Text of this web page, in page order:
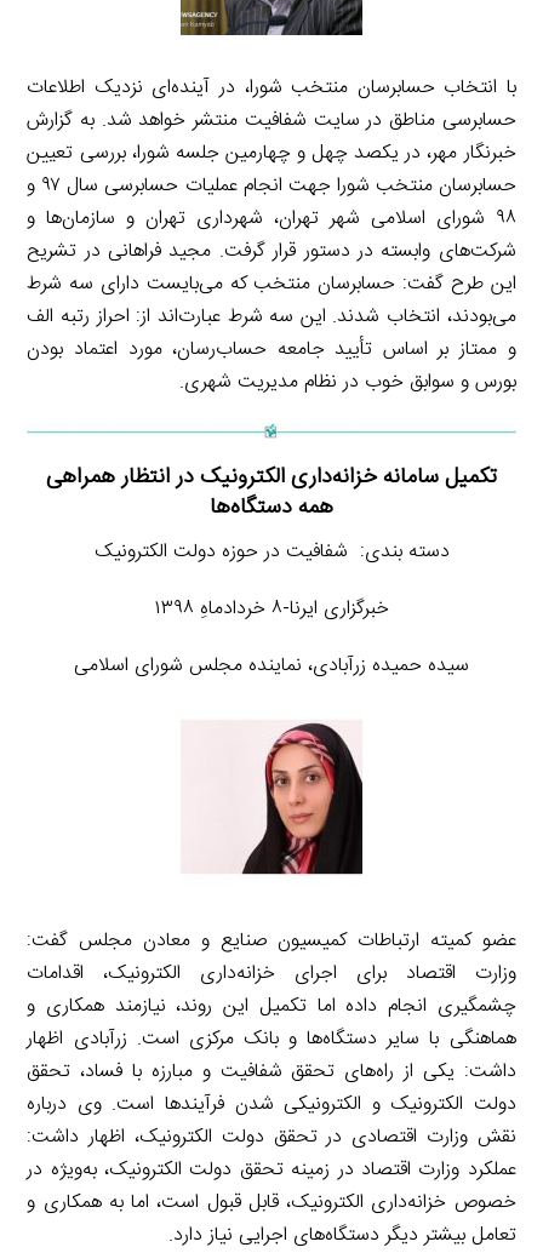
با انتخاب حسابرسان منتخب شورا، در آینده‌ای نزدیک اطلاعات
حسابرسی مناطق در سایت شفافیت منتشر خواهد شد. به گزارش
خبرنگار مهر، در یکصد چهل و چهارمین جلسه شورا، بررسی تعیین
حسابرسان منتخب شورا جهت انجام عملیات حسابرسی سال ۹۷ و
۹۸ شورای اسلامی شهر تهران، شهرداری تهران و سازمان‌ها و
شرکت‌های وابسته در دستور قرار گرفت. مجید فراهانی در تشریح
این طرح گفت: حسابرسان منتخب که می‌بایست دارای سه شرط
می‌بودند، انتخاب شدند. این سه شرط عبارت‌اند از: احراز رتبه الف
و ممتاز بر اساس تأیید جامعه حساب‌رسان، مورد اعتماد بودن
بورس و سوابق خوب در نظام مدیریت شهری.
تکمیل سامانه خزانه‌داری الکترونیک در انتظار همراهی
همه دستگاه‌ها
دسته بندی: شفافیت در حوزه دولت الکترونیک
خبرگزاری ایرنا-۸ خردادماهِ ۱۳۹۸
سیده حمیده زرآبادی، نماینده مجلس شورای اسلامی
عضو کمیته ارتباطات کمیسیون صنایع و معادن مجلس گفت:
وزارت اقتصاد برای اجرای خزانه‌داری الکترونیک، اقدامات
چشمگیری انجام داده اما تکمیل این روند، نیازمند همکاری و
هماهنگی با سایر دستگاه‌ها و بانک مرکزی است. زرآبادی اظهار
داشت: یکی از راه‌های تحقق شفافیت و مبارزه با فساد، تحقق
دولت الکترونیک و الکترونیکی شدن فرآیندها است. وی درباره
نقش وزارت اقتصادی در تحقق دولت الکترونیک، اظهار داشت:
عملکرد وزارت اقتصاد در زمینه تحقق دولت الکترونیک، به‌ویژه در
خصوص خزانه‌داری الکترونیک، قابل قبول است، اما به همکاری و
تعامل بیشتر دیگر دستگاه‌های اجرایی نیاز دارد.